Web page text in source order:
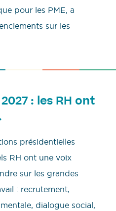
pour les PME, a
sur les
: les RH ont
présidentielles
RH ont une voix
sur les grandes
: recrutement,
dialogue social,